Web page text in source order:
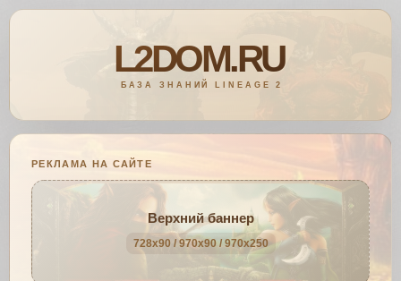
РЕКЛАМА НА САЙТЕ
Верхний баннер
728x90 / 970x90 / 970x250